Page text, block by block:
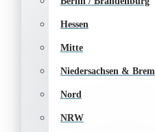
Hessen
Mitte
Niedersachsen &
Nord
NRW